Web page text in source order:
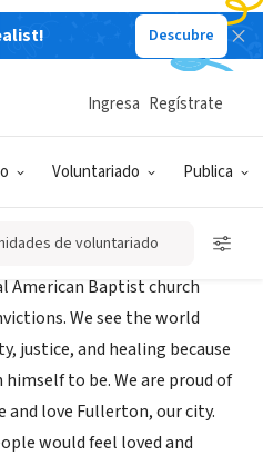
Descubre
Voluntariado Publica
Ingresa Regístrate
de voluntariado
LUCRO
American Baptist church
We see the world
justice, and healing because
to be. We are proud of
and love Fullerton, our city.
would feel loved and